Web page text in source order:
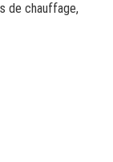
de chauffage,